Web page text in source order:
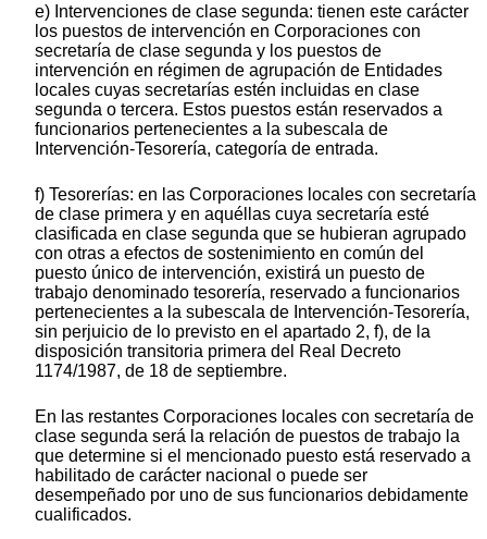
e) Intervenciones de clase segunda: tienen este carácter
los puestos de intervención en Corporaciones con
secretaría de clase segunda y los puestos de
intervención en régimen de agrupación de Entidades
locales cuyas secretarías estén incluidas en clase
segunda o tercera. Estos puestos están reservados a
funcionarios pertenecientes a la subescala de
Intervención-Tesorería, categoría de entrada.
f) Tesorerías: en las Corporaciones locales con secretaría
de clase primera y en aquéllas cuya secretaría esté
clasificada en clase segunda que se hubieran agrupado
con otras a efectos de sostenimiento en común del
puesto único de intervención, existirá un puesto de
trabajo denominado tesorería, reservado a funcionarios
pertenecientes a la subescala de Intervención-Tesorería,
sin perjuicio de lo previsto en el apartado 2, f), de la
disposición transitoria primera del Real Decreto
1174/1987, de 18 de septiembre.
En las restantes Corporaciones locales con secretaría de
clase segunda será la relación de puestos de trabajo la
que determine si el mencionado puesto está reservado a
habilitado de carácter nacional o puede ser
desempeñado por uno de sus funcionarios debidamente
cualificados.